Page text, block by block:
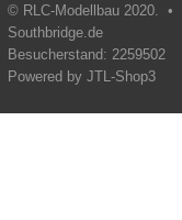
© RLC-Modellbau 2020. •
Southbridge.de
Besucherstand: 2259502
Powered by JTL-Shop3